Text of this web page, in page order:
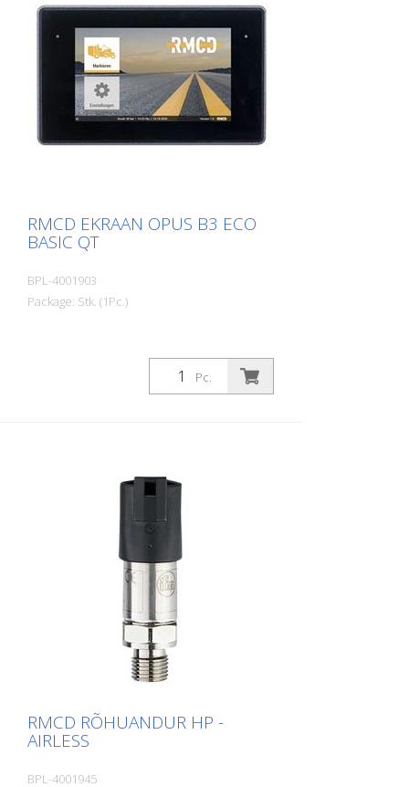
RMCD EKRAAN OPUS B3 ECO
BASIC QT
BPL-4001903
Package: Stk. (1Pc.)
Pc.
RMCD RÕHUANDUR HP -
AIRLESS
BPL-4001945